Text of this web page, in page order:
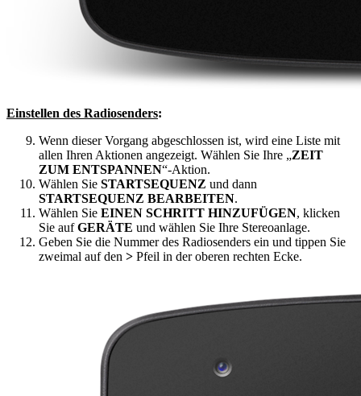
Einstellen des Radiosenders:
Wenn dieser Vorgang abgeschlossen ist, wird eine Liste mit
allen Ihren Aktionen angezeigt. Wählen Sie Ihre „ZEIT
ZUM ENTSPANNEN“-Aktion.
Wählen Sie STARTSEQUENZ und dann
STARTSEQUENZ BEARBEITEN.
Wählen Sie EINEN SCHRITT HINZUFÜGEN, klicken
Sie aufGERÄTE und wählen Sie Ihre Stereoanlage.
Geben Sie die Nummer des Radiosenders ein und tippen Sie
zweimal auf den > Pfeil in der oberen rechten Ecke.